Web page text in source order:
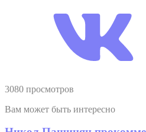
3080 просмотров
Вам может быть интересно